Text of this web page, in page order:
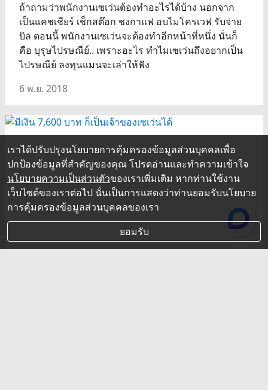
ถ้าถามว่าพนักงานเซเว่นต้องทำอะไรได้บ้าง นอกจาก
เป็นแคชเชียร์ เช็กสต๊อก ชงกาแฟ อบไมโครเวฟ รับจ่าย
บิล ตอนนี้ พนักงานเซเว่นจะต้องทำอีกหน้าที่หนึ่ง นั่นก็
คือ บุรุษไปรษณีย์.. เพราะอะไร ทำไมเซเว่นถึงอยากเป็น
ไปรษณีย์ ลงทุนแมนจะเล่าให้ฟัง
6 พ.ย. 2018
เราได้ปรับปรุงนโยบายการคุ้มครองข้อมูลส่วนบุคคลเพื่อ
ปกป้องข้อมูลที่สำคัญของคุณ โปรดอ่านและทำความเข้าใจ
นโยบายความเป็นส่วนตัวของเราเพิ่มเติม หากท่านใช้งาน
เว็บไซต์ของเราต่อไป นั่นเป็นการแสดงว่าท่านยอมรับนโยบาย
การคุ้มครองข้อมูลส่วนบุคคลของเรา
ยอมรับ